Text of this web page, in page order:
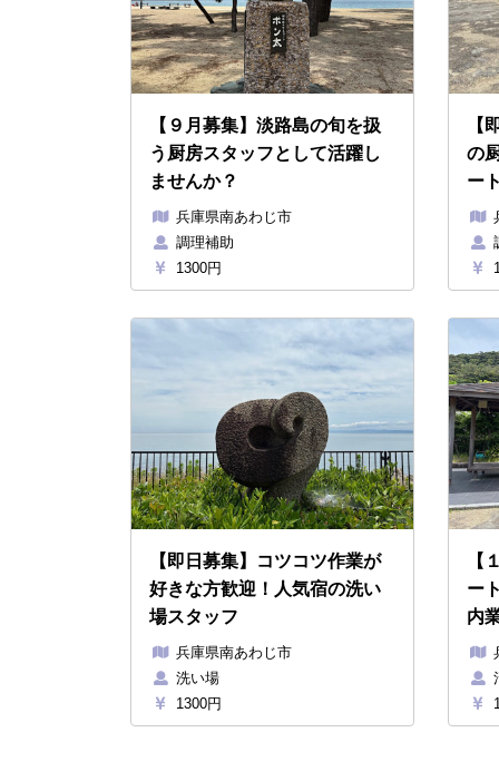
【９月募集】淡路島の旬を扱
う厨房スタッフとして活躍し
ませんか？
兵庫県南あわじ市
調理補助
1300円
【
の
ー
【即日募集】コツコツ作業が
好きな方歓迎！人気宿の洗い
場スタッフ
兵庫県南あわじ市
洗い場
1300円
【
ー
内